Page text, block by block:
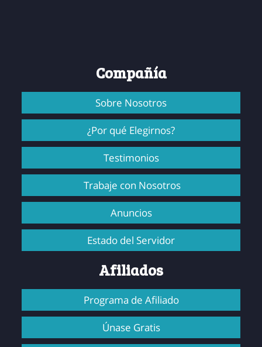
Compañía
Sobre Nosotros
¿Por qué Elegirnos?
Testimonios
Trabaje con Nosotros
Anuncios
Estado del Servidor
Afiliados
Programa de Afiliado
Únase Gratis